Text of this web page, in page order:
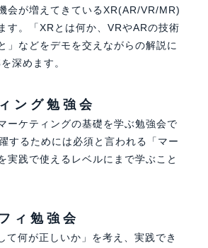
会が増えてきているXR(AR/VR/MR)
す。「XRとは何か、VRやARの技術
」などをデモを交えながらの解説に
深めます。
ング勉強会
ーケティングの基礎を学ぶ勉強会で
するためには必須と言われる「マー
実践で使えるレベルにまで学ぶこと
ィ勉強会
て何が正しいか」を考え、実践でき